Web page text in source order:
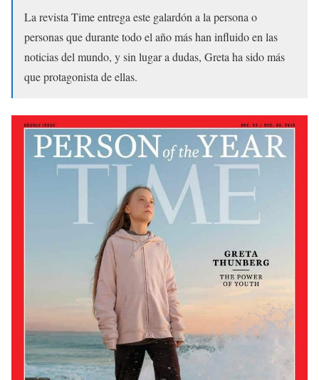
La revista Time entrega este galardón a la persona o
personas que durante todo el año más han influido en las
noticias del mundo, y sin lugar a dudas, Greta ha sido más
que protagonista de ellas.